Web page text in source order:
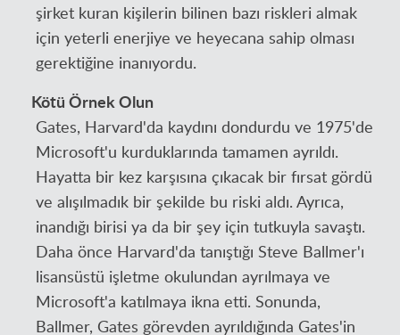
şirket kuran kişilerin bilinen bazı riskleri almak
için yeterli enerjiye ve heyecana sahip olması
gerektiğine inanıyordu.
Kötü Örnek Olun
Gates, Harvard'da kaydını dondurdu ve 1975'de
Microsoft'u kurduklarında tamamen ayrıldı.
Hayatta bir kez karşısına çıkacak bir fırsat gördü
ve alışılmadık bir şekilde bu riski aldı. Ayrıca,
inandığı birisi ya da bir şey için tutkuyla savaştı.
Daha önce Harvard'da tanıştığı Steve Ballmer'ı
lisansüstü işletme okulundan ayrılmaya ve
Microsoft'a katılmaya ikna etti. Sonunda,
Ballmer, Gates görevden ayrıldığında Gates'in